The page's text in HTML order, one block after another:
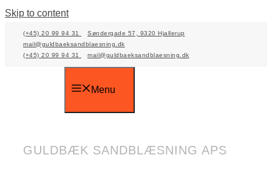
Skip to content
(+45) 20 99 94 31
Søndergade 57, 9320 Hjallerup
mail@guldbaeksandblaesning.dk
(+45) 20 99 94 31
mail@guldbaeksandblaesning.dk
Menu
GULDBÆK SANDBLÆSNING APS